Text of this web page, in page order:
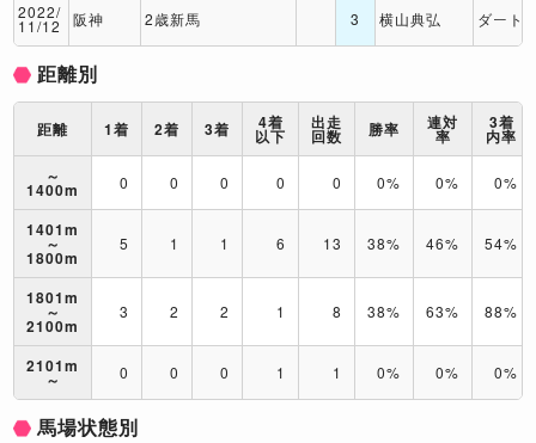
2022/
11/12 阪神 2歳新馬 3 横山典弘 ダート
距離別
距離 1着 2着 3着 4着
以下
出走
回数 勝率 連対
率
3着
内率
～
1400m 0 0 0 0 0 0% 0% 0%
1401m
～
1800m
5 1 1 6 13 38% 46% 54%
1801m
～
2100m
3 2 2 1 8 38% 63% 88%
2101m
～ 0 0 0 1 1 0% 0% 0%
馬場状態別